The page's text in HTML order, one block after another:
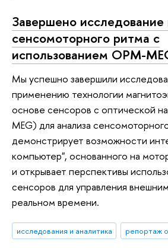
Завершено исследование
сенсомоторного ритма с
использованием OPM-
Мы успешно завершили
применению технологии
основе сенсоров с оптической
MEG) для анализа
демонстрирует возможности
компьютер", основанного на
и открывает перспективы
сенсоров для управления
реальном времени.
исследования и аналитика репортаж